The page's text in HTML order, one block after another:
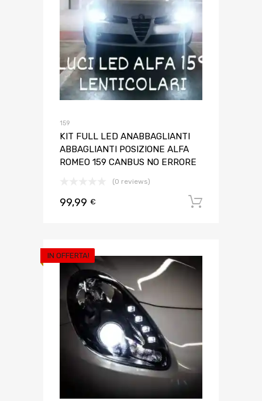
159
KIT FULL LED ANABBAGLIANTI
ABBAGLIANTI POSIZIONE ALFA
ROMEO 159 CANBUS NO ERRORE
(0 reviews)
99,99 €
IN OFFERTA!